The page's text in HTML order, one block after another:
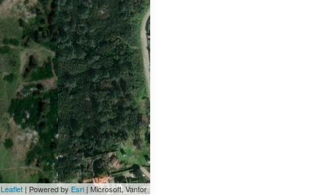
Leaflet| Powered byEsri| Microsoft, Vantor